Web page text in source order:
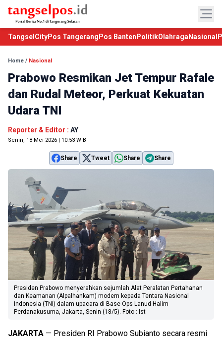
TangselCityPos Tangerang Pos Banten PolitikOlahraga Nasional
Home / Nasional
Prabowo Resmikan Jet Tempur Rafale
dan Rudal Meteor, Perkuat Kekuatan
Udara TNI
Reporter & Editor : AY
Senin, 18 Mei 2026 | 10:53 WIB
Share Tweet Share Share
Presiden Prabowo menyerahkan sejumlah Alat Peralatan Pertahanan
dan Keamanan (Alpalhankam) modern kepada Tentara Nasional
Indonesia (TNI) dalam upacara di Base Ops Lanud Halim
Perdanakusuma, Jakarta, Senin (18/5). Foto : Ist
JAKARTA — Presiden RI Prabowo Subianto secara resmi